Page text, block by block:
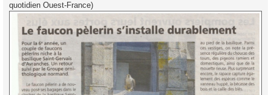
quotidien Ouest-France)